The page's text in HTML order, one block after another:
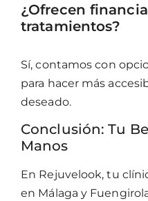
¿Ofrecen
tratamientos?
Sí, contamos con
para hacer más
deseado.
Conclusión: Tu
Manos
En Rejuvelook, tu
en Málaga y